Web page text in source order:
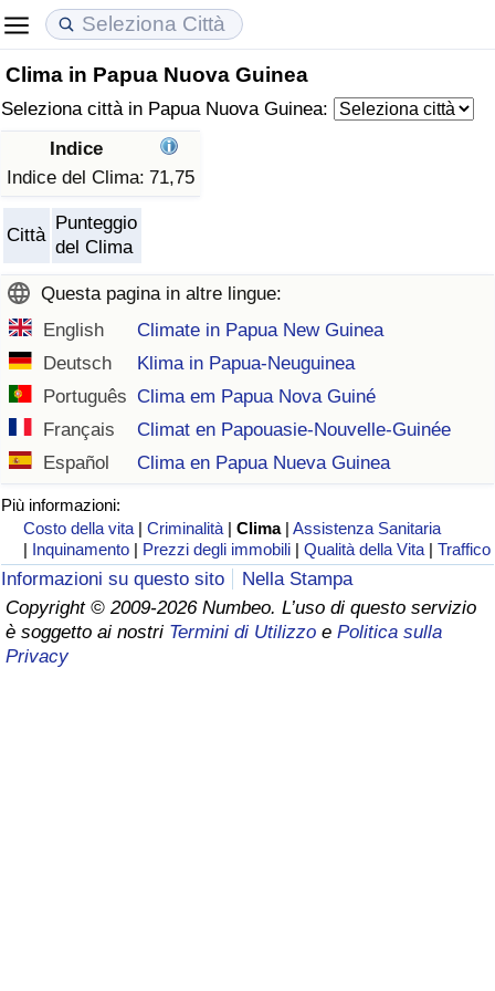
Clima in Papua Nuova Guinea
Seleziona città in Papua Nuova Guinea:
Indice
Indice del Clima: 71,75
Città
Punteggio
del Clima
Questa pagina in altre lingue:
English
Climate in Papua New Guinea
Deutsch
Klima in Papua-Neuguinea
Português Clima em Papua Nova Guiné
Français
Climat en Papouasie-Nouvelle-Guinée
Español
Clima en Papua Nueva Guinea
Più informazioni:
Costo della vita |Criminalità |Clima |Assistenza Sanitaria
| Inquinamento | Prezzi degli immobili |Qualità della Vita |Traffico
Informazioni su questo sito
Nella Stampa
Copyright © 2009-2026 Numbeo. L’uso di questo servizio
è soggetto ai nostri Termini di Utilizzo e Politica sulla
Privacy
Costo della vita
Indice Del Costo Della Vita (corrente)
Indice Del Costo Della Vita
Indice del Costo della Vita per Nazione
ad Aqaba
Prezzi degli immobili
Indice del Prezzo delle Case (Corrente)
Indice del Prezzo delle Case
Indice del Prezzo delle Case per Nazione
Qualità della Vita
Indice della Qualità della Vita
Indice della Qualità della Vita (Corrente)
Indice della qualità della vita per Paese
Criminalità
Indice del Tasso di Criminalità (Corrente)
Indice della Criminalità
Indice di criminalità per paese
Assistenza Sanitaria
Indice dell’Assistenza Sanitaria (Corrente)
Indice dell’Assistenza Sanitaria